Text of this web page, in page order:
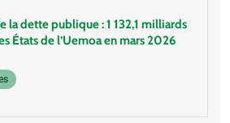
la dette publique : 1 132,1 milliards
États de l’Uemoa en mars 2026